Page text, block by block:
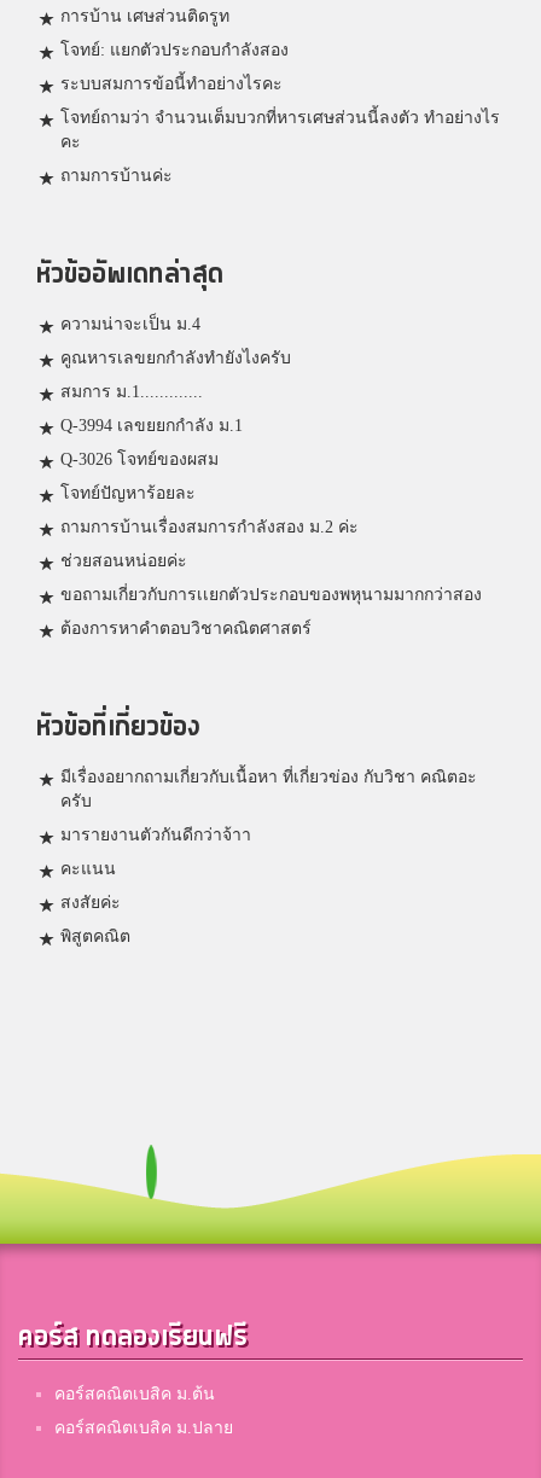
การบ้าน เศษส่วนติดรูท
โจทย์: แยกตัวประกอบกำลังสอง
ระบบสมการข้อนี้ทำอย่างไรคะ
โจทย์ถามว่า จำนวนเต็มบวกที่หารเศษส่วนนี้ลงตัว ทำอย่างไร
คะ
ถามการบ้านค่ะ
หัวข้ออัพเดทล่าสุด
ความน่าจะเป็น ม.4
คูณหารเลขยกกำลังทำยังไงครับ
สมการ ม.1.............
Q-3994 เลขยยกกำลัง ม.1
Q-3026 โจทย์ของผสม
โจทย์ปัญหาร้อยละ
ถามการบ้านเรื่องสมการกำลังสอง ม.2 ค่ะ
ช่วยสอนหน่อยค่ะ
ขอถามเกี่ยวกับการเเยกตัวประกอบของพหุนามมากกว่าสอง
ต้องการหาคำตอบวิชาคณิตศาสตร์
หัวข้อที่เกี่ยวข้อง
มีเรื่องอยากถามเกี่ยวกับเนื้อหา ที่เกี่ยวข่อง กับวิชา คณิตอะ
ครับ
มารายงานตัวกันดีกว่าจ้าา
คะแนน
สงสัยค่ะ
พิสูตคณิต
คอร์ส ทดลองเรียนฟรี
คอร์สคณิตเบสิค ม.ต้น
คอร์สคณิตเบสิค ม.ปลาย